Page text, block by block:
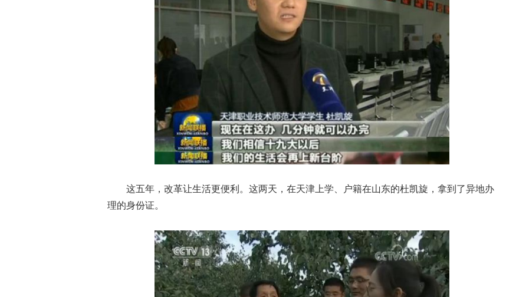
这五年，改革让生活更便利。这两天，在天津上学、户籍在山东的杜凯旋，拿到了异地办
理的身份证。